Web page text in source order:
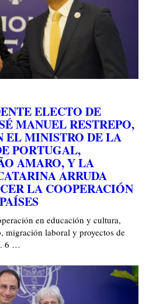
ELECTO DE
MANUEL RESTREPO,
EL MINISTRO DE LA
PORTUGAL,
AMARO, Y LA
ARRUDA
LA COOPERACIÓN
en educación y cultura,
migración laboral y proyectos de
6 …